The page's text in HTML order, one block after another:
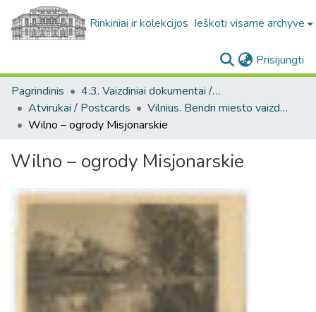
Rinkiniai ir kolekcijos Ieškoti visame archyve
Prisijungti
Pagrindinis
4.3. Vaizdiniai dokumentai / Visual documents
Atvirukai / Postcards
Vilnius. Bendri miesto vaizdai : miesto ir jo apylinkių fotografinių atvirukų rinkinys
Wilno – ogrody Misjonarskie
Wilno – ogrody Misjonarskie